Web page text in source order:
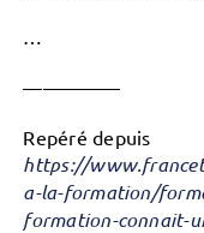
—————
Repéré depuis
https://
a-la-formation/
formation-connait-